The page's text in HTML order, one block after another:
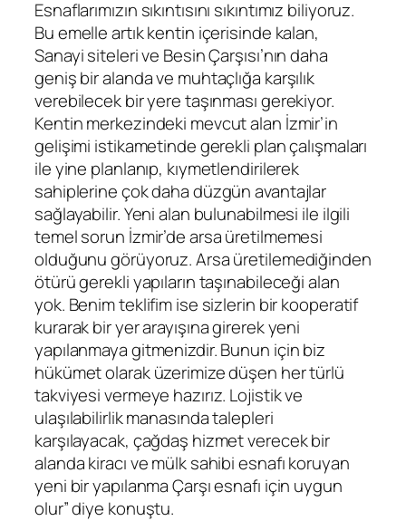
Esnaflarımızın sıkıntısını sıkıntımız biliyoruz.
Bu emelle artık kentin içerisinde kalan,
Sanayi siteleri ve Besin Çarşısı’nın daha
geniş bir alanda ve muhtaçlığa karşılık
verebilecek bir yere taşınması gerekiyor.
Kentin merkezindeki mevcut alan İzmir’in
gelişimi istikametinde gerekli plan çalışmaları
ile yine planlanıp, kıymetlendirilerek
sahiplerine çok daha düzgün avantajlar
sağlayabilir. Yeni alan bulunabilmesi ile ilgili
temel sorun İzmir’de arsa üretilmemesi
olduğunu görüyoruz. Arsa üretilemediğinden
ötürü gerekli yapıların taşınabileceği alan
yok. Benim teklifim ise sizlerin bir kooperatif
kurarak bir yer arayışına girerek yeni
yapılanmaya gitmenizdir. Bunun için biz
hükümet olarak üzerimize düşen her türlü
takviyesi vermeye hazırız. Lojistik ve
ulaşılabilirlik manasında talepleri
karşılayacak, çağdaş hizmet verecek bir
alanda kiracı ve mülk sahibi esnafı koruyan
yeni bir yapılanma Çarşı esnafı için uygun
olur” diye konuştu.